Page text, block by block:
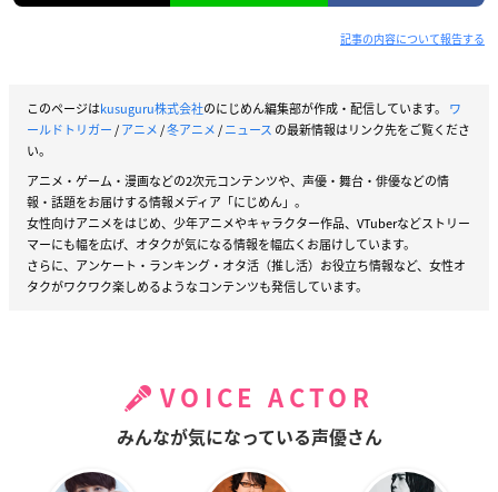
記事の内容について報告する
このページはkusuguru株式会社のにじめん編集部が作成・配信しています。 ワ
ールドトリガー/アニメ/冬アニメ/ニュース の最新情報はリンク先をご覧くださ
い。
アニメ・ゲーム・漫画などの2次元コンテンツや、声優・舞台・俳優などの情
報・話題をお届けする情報メディア「にじめん」。
女性向けアニメをはじめ、少年アニメやキャラクター作品、VTuberなどストリー
マーにも幅を広げ、オタクが気になる情報を幅広くお届けしています。
さらに、アンケート・ランキング・オタ活（推し活）お役立ち情報など、女性オ
タクがワクワク楽しめるようなコンテンツも発信しています。
VOICE ACTOR
みんなが気になっている声優さん